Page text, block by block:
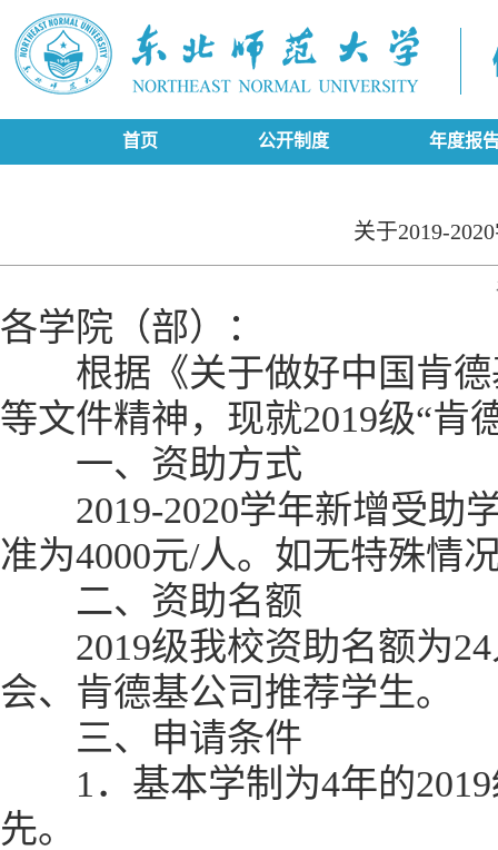
首页 公开制度 年度报
关于2019-
各学院（部）：
根据《关于做好中国肯德
等文件精神，现就2019级“肯
一、资助方式
2019-2020学年新增受助学
准为4000元/人。如无特殊情
二、资助名额
2019级我校资助名额为24
会、肯德基公司推荐学生。
三、申请条件
1．基本学制为4年的2019
先。